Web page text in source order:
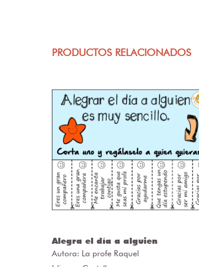
PRODUCTOS RELACIONADOS
Alegra el día a alguien
Autora: La profe Raquel